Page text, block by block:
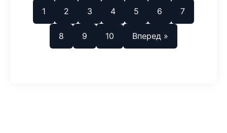
1 2 3 4 5 6 7
8 9 10 Вперед »